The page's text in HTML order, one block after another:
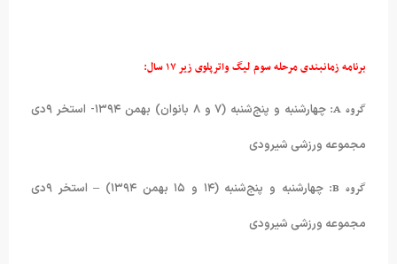
برنامه زمانبندی مرحله سوم لیگ واترپلوی زیر ۱۷ سال:
گروه A:
چهارشنبه و پنج‌شنبه (۷ و ۸ بانوان) بهمن ۱۳۹۴- استخر ۹دی
مجموعه ورزشی شیرودی
گروه B:
چهارشنبه و پنج‌شنبه (۱۴ و ۱۵ بهمن ۱۳۹۴) – استخر ۹دی
مجموعه ورزشی شیرودی